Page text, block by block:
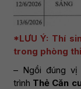
*LƯU Ý: Thí
trong phòng
– Ngồi đúng
trình Thẻ Căn